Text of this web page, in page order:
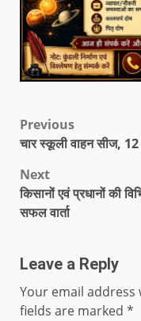
Previous
चार स्कूली वाहन सीज,
Next
किसानों एवं प्रधानों की
सफल वार्ता
Leave a Reply
Your email
fields are marked *